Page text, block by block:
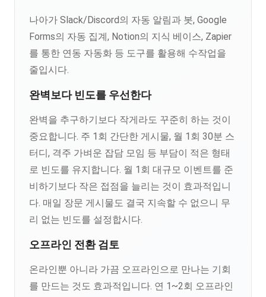
나아가 Slack/Discord의 자동 알림과 봇, Google
Forms의 자동 집계, Notion의 지식 베이스, Zapier
를 통한 연동 자동화 등 도구를 활용해 수작업을
줄입시다.
완벽보다 빈도를 우선한다
완벽을 추구하기보다 작게라도 꾸준히 하는 것이
중요합니다. 주 1회 간단한 게시물, 월 1회 30분 스
터디, 격주 가벼운 잡담 모임 등 부담이 적은 형태
로 빈도를 유지합니다. 월 1회 대규모 이벤트를 준
비하기보다 작은 접점을 늘리는 것이 효과적입니
다. 매일 장문 게시물도 결국 지속할 수 없으니 무
리 없는 빈도를 설정합시다.
오프라인 전환 검토
온라인뿐 아니라 가끔 오프라인으로 만나는 기회
를 만드는 것도 효과적입니다. 연 1~2회 오프라인